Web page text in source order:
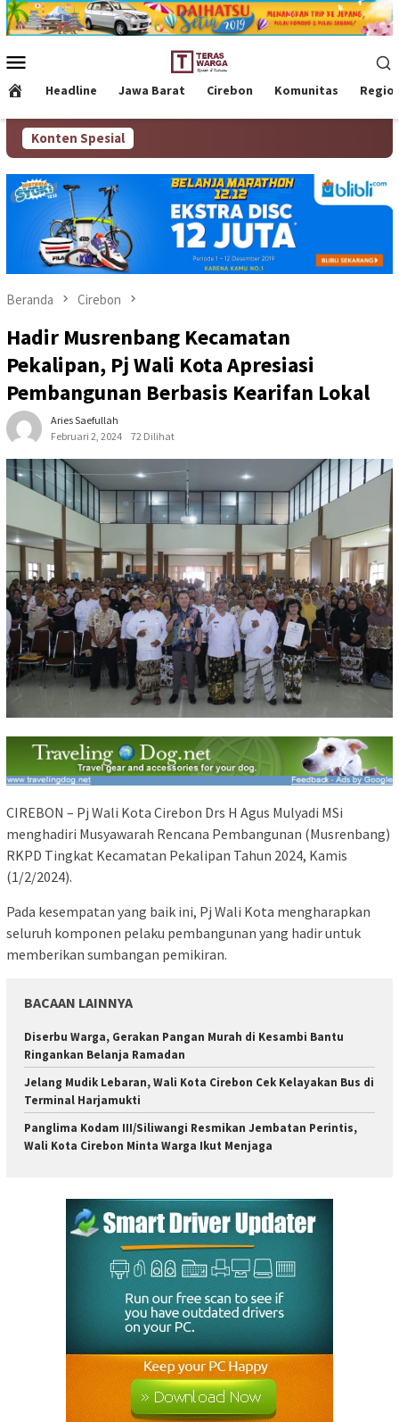
Loncat
ke
Mobile
Headline Jawa Barat Cirebon Komunitas
Konten Spesial
Beranda Cirebon
Hadir Musrenbang Kecamatan
Pekalipan, Pj Wali Kota Apresiasi
Pembangunan Berbasis Kearifan Lokal
Aries Saefullah
Februari 2, 2024
72 Dilihat
CIREBON – Pj Wali Kota Cirebon Drs H Agus Mulyadi MSi
menghadiri Musyawarah Rencana Pembangunan (Musrenbang)
RKPD Tingkat Kecamatan Pekalipan Tahun 2024, Kamis
(1/2/2024).
Pada kesempatan yang baik ini, Pj Wali Kota mengharapkan
seluruh komponen pelaku pembangunan yang hadir untuk
memberikan sumbangan pemikiran.
BACAAN LAINNYA
Diserbu Warga, Gerakan Pangan Murah di Kesambi Bantu
Ringankan Belanja Ramadan
Jelang Mudik Lebaran, Wali Kota Cirebon Cek Kelayakan Bus di
Terminal Harjamukti
Panglima Kodam III/Siliwangi Resmikan Jembatan Perintis,
Wali Kota Cirebon Minta Warga Ikut Menjaga